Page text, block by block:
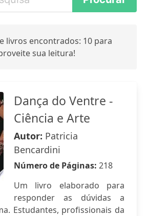
livros encontrados: 10 para
sua leitura!
Dança do Ventre -
Ciência e Arte
Autor: Patricia
Bencardini
Número de Páginas: 218
Um livro elaborado para
responder as dúvidas a
Estudantes, profissionais da